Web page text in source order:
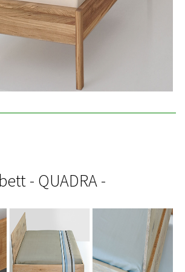
- QUADRA -